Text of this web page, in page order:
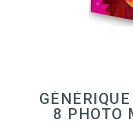
8 PHOTO